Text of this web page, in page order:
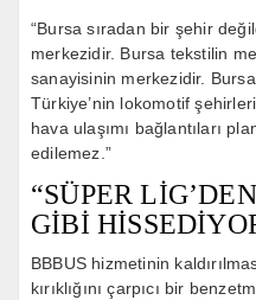
“Bursa sıradan bir şehir
merkezidir. Bursa tekstilin
sanayisinin merkezidir.
Türkiye’nin lokomotif
hava ulaşımı bağlantıları
edilemez.”
“SÜPER
GİBİ
BBBUS hizmetinin
kırıklığını çarpıcı bir